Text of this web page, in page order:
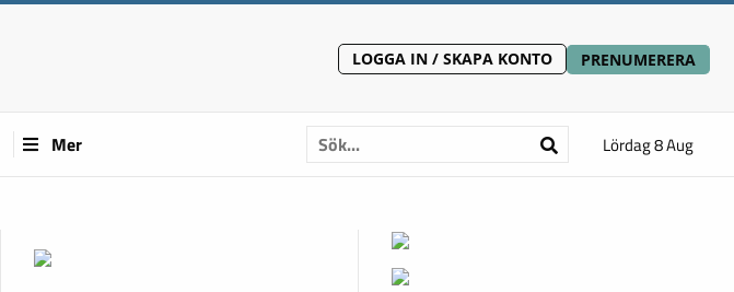
LOGGA IN / SKAPA KONTO PRENUMERERA
Mer Lördag 8 Aug